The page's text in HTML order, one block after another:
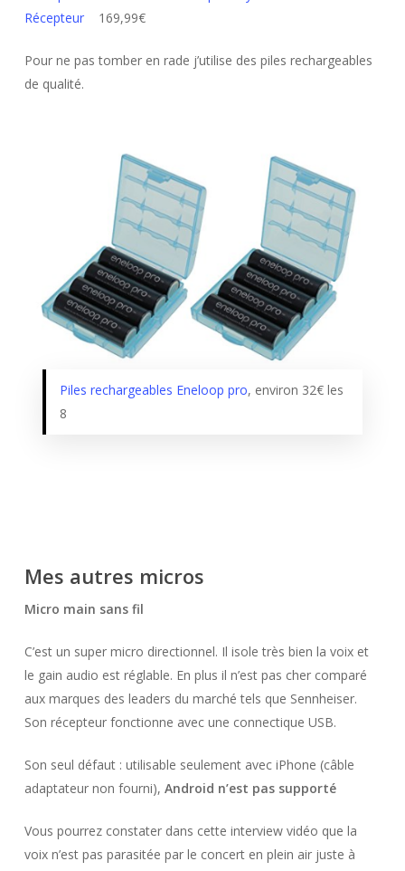
Récepteur
169,99€
Pour ne pas tomber en rade j’utilise des piles rechargeables
de qualité.
Piles rechargeables Eneloop pro, environ 32€ les
8
Mes autres micros
Micro main sans fil
C’est un super micro directionnel. Il isole très bien la voix et
le gain audio est réglable. En plus il n’est pas cher comparé
aux marques des leaders du marché tels que Sennheiser.
Son récepteur fonctionne avec une connectique USB.
Son seul défaut : utilisable seulement avec iPhone (câble
adaptateur non fourni), Android n’est pas supporté
Vous pourrez constater dans cette interview vidéo que la
voix n’est pas parasitée par le concert en plein air juste à